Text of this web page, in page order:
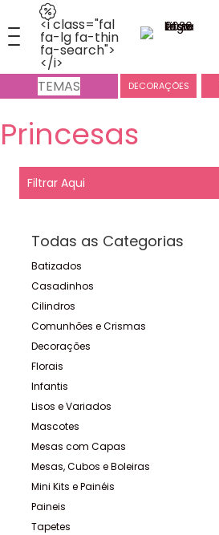
<i class="fal
fa-lg fa-thin
fa-search">
</i>
TEMAS DECORAÇÕES
Princesas
Filtrar Aqui
Todas as Categorias
Batizados
Casadinhos
Cilindros
Comunhões e Crismas
Decorações
Florais
Infantis
Lisos e Variados
Mascotes
Mesas com Capas
Mesas, Cubos e Boleiras
Mini Kits e Painéis
Paineis
Tapetes